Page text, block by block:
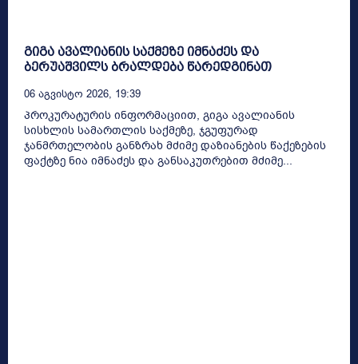
გიგა ავალიანის საქმეზე იმნაძეს და
ბერუაშვილს ბრალდება წარედგინათ
06 Აგვისტო 2026, 19:39
პროკურატურის ინფორმაციით, გიგა ავალიანის
სისხლის სამართლის საქმეზე, ჯგუფურად
ჯანმრთელობის განზრახ მძიმე დაზიანების წაქეზების
ფაქტზე ნია იმნაძეს და განსაკუთრებით მძიმე...